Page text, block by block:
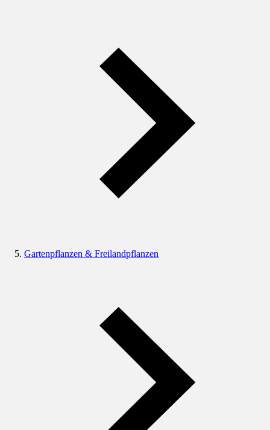
Gartenpflanzen & Freilandpflanzen